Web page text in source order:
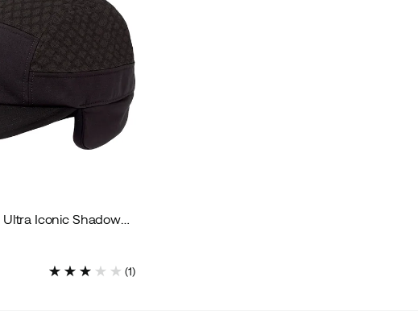
GOCap FLTWND Ultra Iconic Shadowcast
(1)